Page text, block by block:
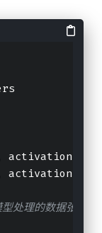
activation=
activation=
处理的数据张量，